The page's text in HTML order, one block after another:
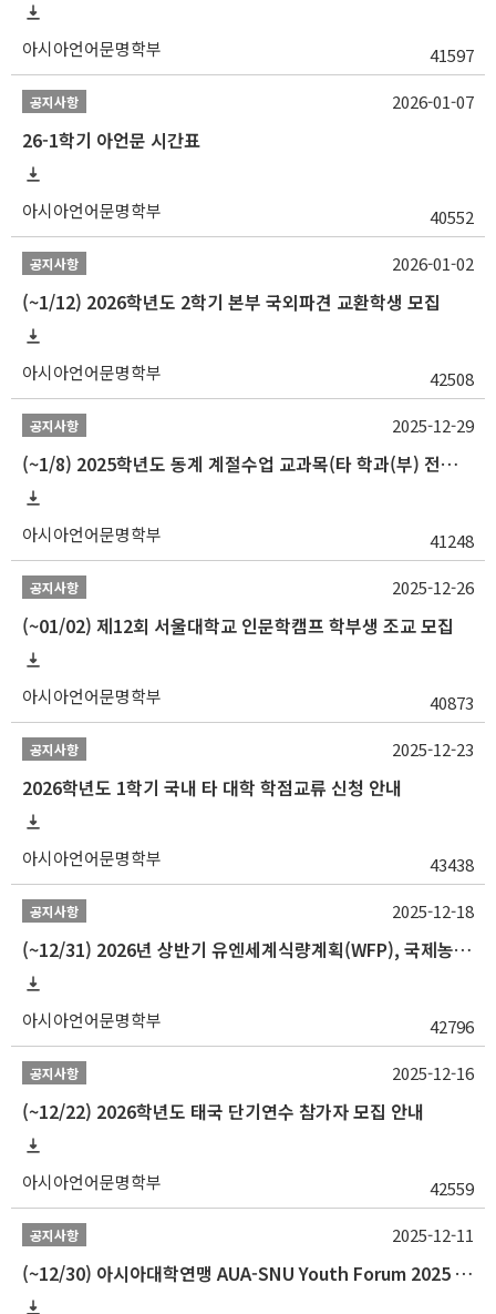
아시아언어문명학부 41597
공지사항
26-1학기 아언문 시간표
아시아언어문명학부 40552
2026-01-07
공지사항
(~1/12) 2026학년도 2학기 본부 국외파견 교환학생 모집
아시아언어문명학부 42508
2026-01-02
공지사항
(~1/8) 2025학년도 동계 계절수업 교과목(타 학과(부) 전공 및 교양) 성적평가방법 선택제 신청 안내
아시아언어문명학부 41248
2025-12-29
공지사항
(~01/02) 제12회 서울대학교 인문학캠프 학부생 조교 모집
아시아언어문명학부 40873
2025-12-26
공지사항
2026학년도 1학기 국내 타 대학 학점교류 신청 안내
아시아언어문명학부 43438
2025-12-23
공지사항
(~12/31) 2026년 상반기 유엔세계식량계획(WFP), 국제농업개발기금(IFAD) 및 유엔아동기금(UNICEF) 인턴십 프로그램 참가자 모집
아시아언어문명학부 42796
2025-12-18
공지사항
(~12/22) 2026학년도 태국 단기연수 참가자 모집 안내
아시아언어문명학부 42559
2025-12-16
공지사항
(~12/30) 아시아대학연맹 AUA-SNU Youth Forum 2025 참가자 선발 안내
2025-12-11